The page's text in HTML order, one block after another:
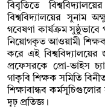
বিবৃতিতে
বিশ্ববিদ্যালয়ের সুনাম
গবেষণা কার্যক্রম সুষ্ঠুভাবে
নিয়োগকৃত আওয়ামী
করে এই বিশ্ববিদ্যালয়ের
প্রফেসরকে প্রো-ভাইস
গাকৃবি শিক্ষক সমিতি
শিক্ষাবান্ধব
দৃঢ় প্রতিজ্ঞ।